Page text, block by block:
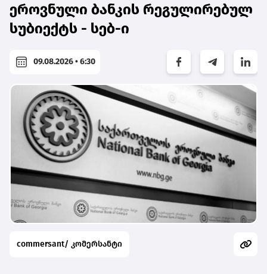
ეროვნული ბანკის რეგულირებულ
სუბიექტს - სებ-ი
09.08.2026 • 6:30
commersant/ კომერსანტი